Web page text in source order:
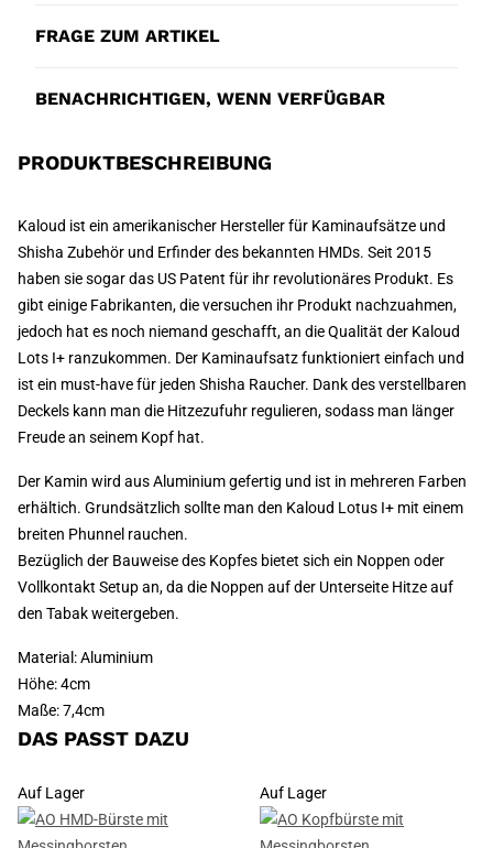
FRAGE ZUM ARTIKEL
BENACHRICHTIGEN, WENN VERFÜGBAR
PRODUKTBESCHREIBUNG
Kaloud ist ein amerikanischer Hersteller für Kaminaufsätze und
Shisha Zubehör und Erfinder des bekannten HMDs. Seit 2015
haben sie sogar das US Patent für ihr revolutionäres Produkt. Es
gibt einige Fabrikanten, die versuchen ihr Produkt nachzuahmen,
jedoch hat es noch niemand geschafft, an die Qualität der Kaloud
Lots I+ ranzukommen. Der Kaminaufsatz funktioniert einfach und
ist ein must-have für jeden Shisha Raucher. Dank des verstellbaren
Deckels kann man die Hitzezufuhr regulieren, sodass man länger
Freude an seinem Kopf hat.
Der Kamin wird aus Aluminium gefertig und ist in mehreren Farben
erhältich. Grundsätzlich sollte man den Kaloud Lotus I+ mit einem
breiten Phunnel rauchen.
Bezüglich der Bauweise des Kopfes bietet sich ein Noppen oder
Vollkontakt Setup an, da die Noppen auf der Unterseite Hitze auf
den Tabak weitergeben.
Material: Aluminium
Höhe: 4cm
Maße: 7,4cm
DAS PASST DAZU
Auf Lager Auf Lager